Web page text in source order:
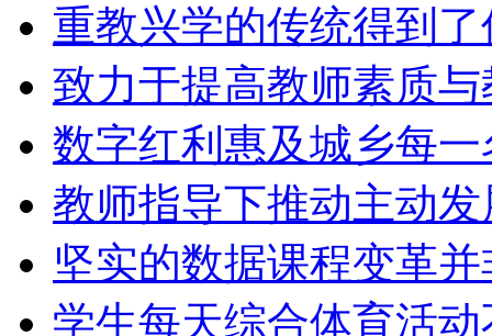
重教兴学的传统得到
致力于提高教师素质
数字红利惠及城乡每
教师指导下推动主动
坚实的数据课程变革
学生每天综合体育活